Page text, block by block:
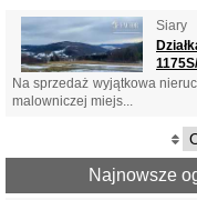
Siary
Na sprzedaż wyjątkowa
malowniczej miejs...
Najnowsze